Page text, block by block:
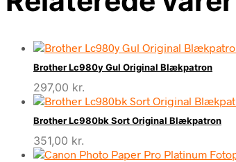
Brother Lc980y Gul Original Blækpatron
297,00 kr.
Brother Lc980bk Sort Original Blækpatron
351,00 kr.